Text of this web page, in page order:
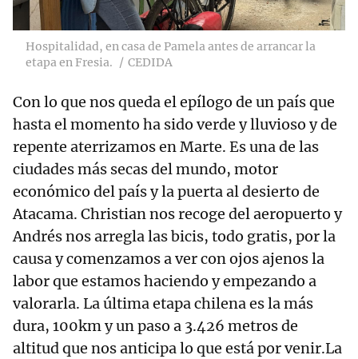
Hospitalidad, en casa de Pamela antes de arrancar la
etapa en Fresia.
CEDIDA
Con lo que nos queda el epílogo de un país que
hasta el momento ha sido verde y lluvioso y de
repente aterrizamos en Marte. Es una de las
ciudades más secas del mundo, motor
económico del país y la puerta al desierto de
Atacama. Christian nos recoge del aeropuerto y
Andrés nos arregla las bicis, todo gratis, por la
causa y comenzamos a ver con ojos ajenos la
labor que estamos haciendo y empezando a
valorarla. La última etapa chilena es la más
dura, 100km y un paso a 3.426 metros de
altitud que nos anticipa lo que está por venir.La